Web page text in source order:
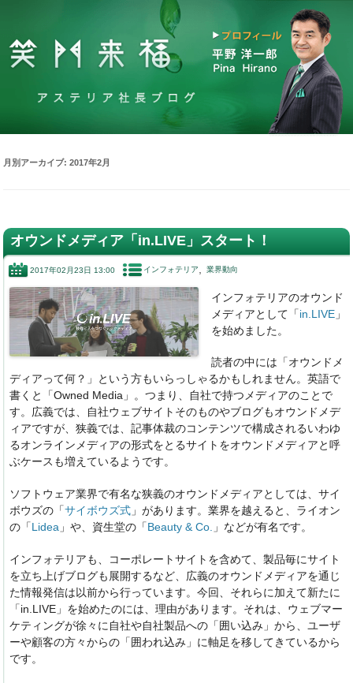
月別アーカイブ:2017年2月
オウンドメディア「in.LIVE」スタート！
2017年02月23日 13:00 インフォテリア 業界動向
インフォテリアのオウンド
メディアとして「in.LIVE 」
を始めました。
読者の中には「オウンドメ
ディアって何？」という方もいらっしゃるかもしれません。英語で
書くと「Owned Media」。つまり、自社で持つメディアのことで
す。広義では、自社ウェブサイトそのものやブログもオウンドメデ
ィアですが、狭義では、記事体裁のコンテンツで構成されるいわゆ
るオンラインメディアの形式をとるサイトをオウンドメディアと呼
ぶケースも増えているようです。
ソフトウェア業界で有名な狭義のオウンドメディアとしては、サイ
ボウズの「サイボウズ式 」があります。業界を越えると、ライオン
の「Lidea 」や、資生堂の「Beauty & Co. 」などが有名です。
インフォテリアも、コーポレートサイトを含めて、製品毎にサイト
を立ち上げブログも展開するなど、広義のオウンドメディアを通じ
た情報発信は以前から行っています。今回、それらに加えて新たに
「in.LIVE」を始めたのには、理由があります。それは、ウェブマー
ケティングが徐々に自社や自社製品への「囲い込み」から、ユーザ
ーや顧客の方々からの「囲われ込み」に軸足を移してきているから
です。